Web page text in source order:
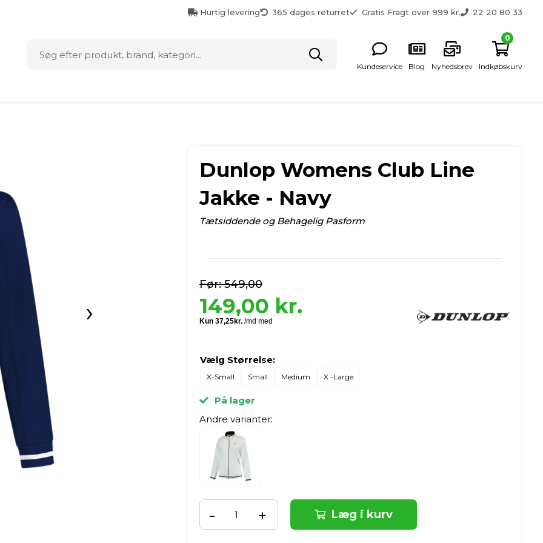
Hurtig levering 365 dages returret Gratis Fragt over 999 kr. 22 20 80 33
Kundeservice Blog Nyhedsbrev Indkøbskurv
0
›
Dunlop Womens Club Line
Jakke - Navy
Tætsiddende og Behagelig Pasform
549,00
149,00 kr.
Vælg Størrelse:
X-Small Small Medium X -Large
På lager
Andre varianter:
+
- Læg i kurv